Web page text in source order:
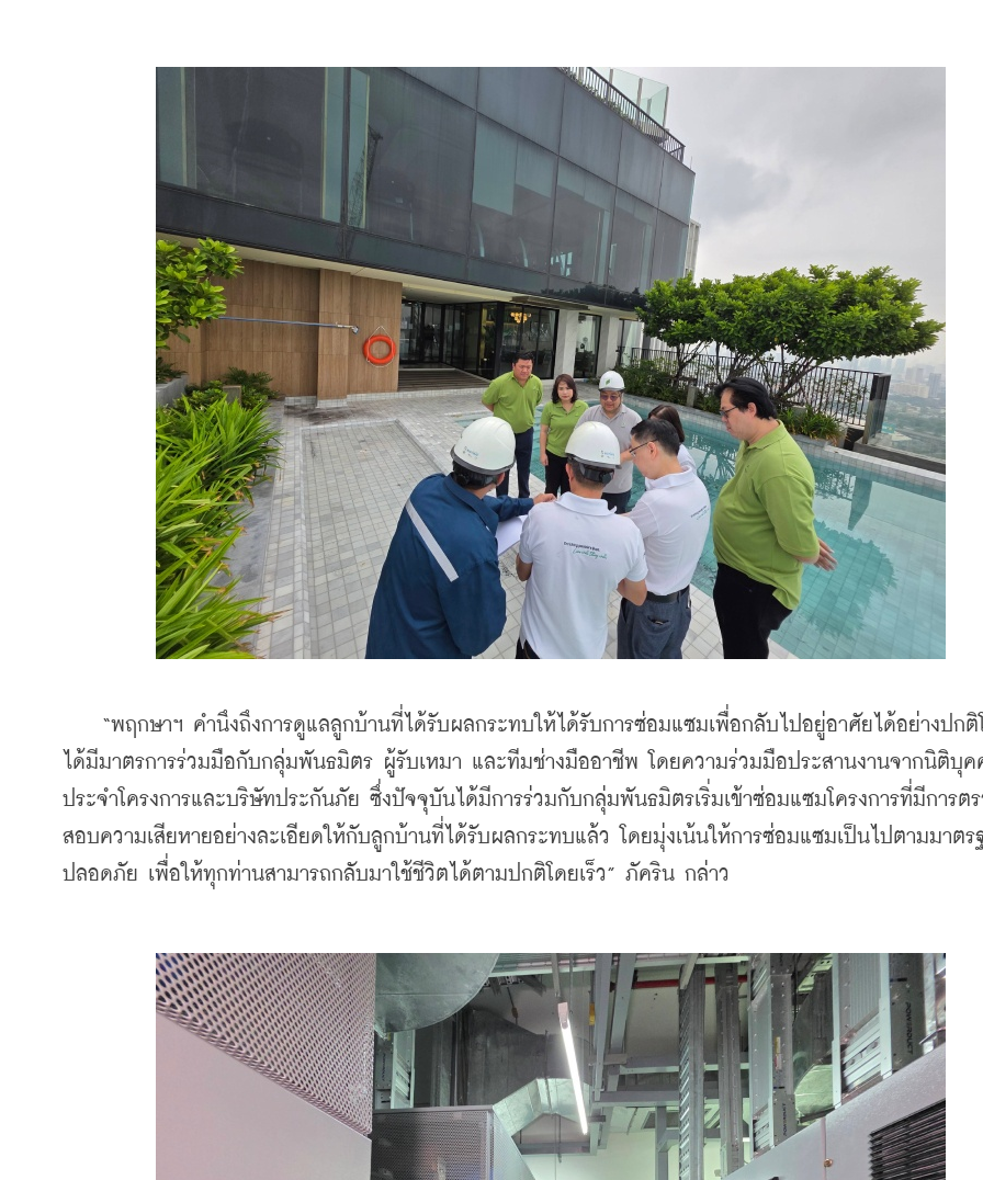
“พฤกษาฯ คำนึงถึงการดูแลลูกบ้านที่ได้รับผลกระทบให้ได้รับการซ่อมแซมเพื่อกลับไปอยู่อาศัยได้อย่างปกติโ
ได้มีมาตรการร่วมมือกับกลุ่มพันธมิตร ผู้รับเหมา และทีมช่างมืออาชีพ โดยความร่วมมือประสานงานจากนิติบุค
ประจำโครงการและบริษัทประกันภัย ซึ่งปัจจุบันได้มีการร่วมกับกลุ่มพันธมิตรเริ่มเข้าซ่อมแซมโครงการที่มีการต
สอบความเสียหายอย่างละเอียดให้กับลูกบ้านที่ได้รับผลกระทบแล้ว โดยมุ่งเน้นให้การซ่อมแซมเป็นไปตามมาตร
ปลอดภัย เพื่อให้ทุกท่านสามารถกลับมาใช้ชีวิตได้ตามปกติโดยเร็ว” ภัคริน กล่าว